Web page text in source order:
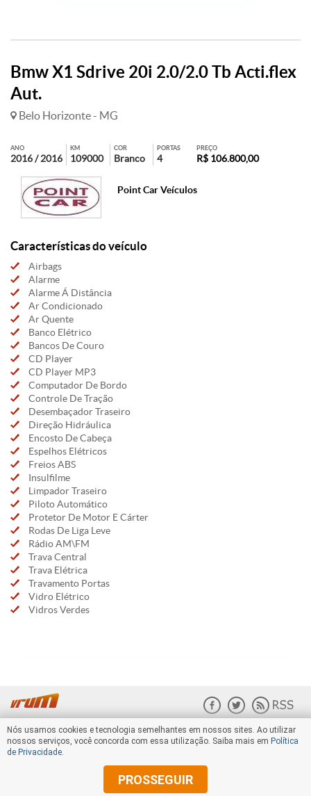
Bmw X1 Sdrive 20i 2.0/2.0 Tb Acti.flex
Aut.
Belo Horizonte - MG
ANO
2016 / 2016
KM
109000
COR
Branco
PORTAS
4
PREÇO
R$ 106.800,00
Point Car Veículos
Características do veículo
Airbags
Alarme
Alarme Á Distância
Ar Condicionado
Ar Quente
Banco Elétrico
Bancos De Couro
CD Player
CD Player MP3
Computador De Bordo
Controle De Tração
Desembaçador Traseiro
Direção Hidráulica
Encosto De Cabeça
Espelhos Elétricos
Freios ABS
Insulfilme
Limpador Traseiro
Piloto Automático
Protetor De Motor E Cárter
Rodas De Liga Leve
Rádio AM\FM
Trava Central
Trava Elétrica
Travamento Portas
Vidro Elétrico
Vidros Verdes
Nós usamos cookies e tecnologia semelhantes em nossos sites. Ao utilizar
nossos serviços, você concorda com essa utilização. Saiba mais em Política
de Privacidade.
PROSSEGUIR